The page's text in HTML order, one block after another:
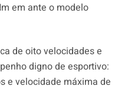
em ante o modelo
de oito velocidades e
digno de esportivo:
e velocidade máxima de